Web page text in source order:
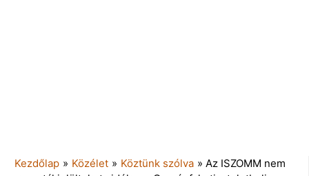
Kezdőlap » Közélet » Köztünk szólva » Az ISZOMM nem